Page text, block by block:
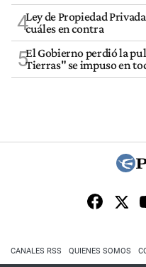
4Ley de Propiedad
cuáles en contra
5El Gobierno perdió la
Tierras" se impuso en
CANALES RSS QUIENES SOMOS